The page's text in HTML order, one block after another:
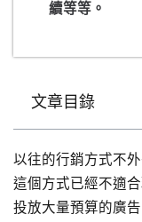
續等等。
文章目錄
以往的行銷方式不
這個方式已經不適
投放大量預算的廣